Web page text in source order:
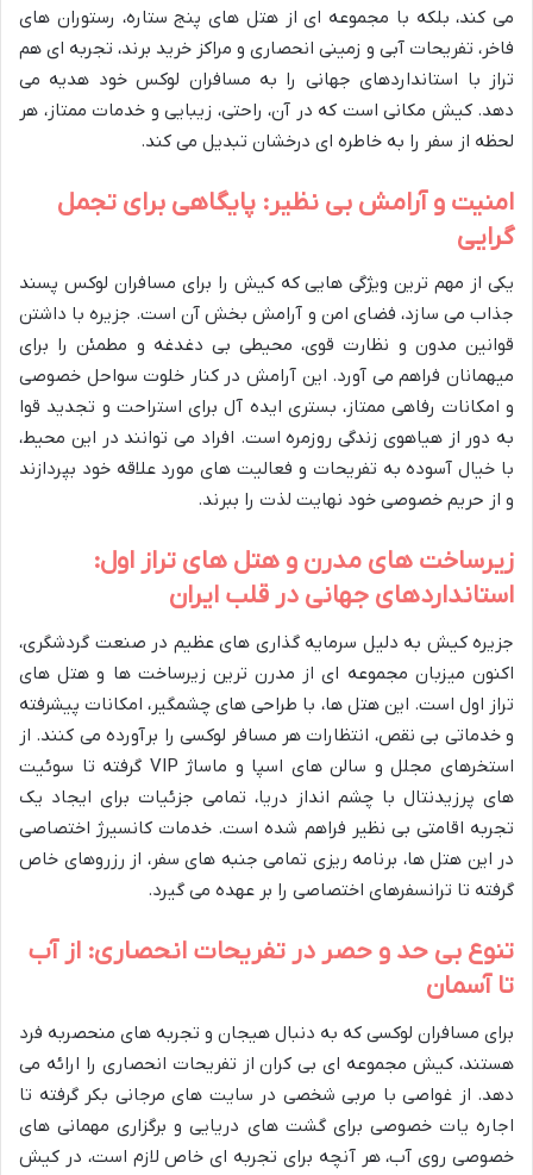
می کند، بلکه با مجموعه ای از هتل های پنج ستاره، رستوران های
فاخر، تفریحات آبی و زمینی انحصاری و مراکز خرید برند، تجربه ای هم
تراز با استانداردهای جهانی را به مسافران لوکس خود هدیه می
دهد. کیش مکانی است که در آن، راحتی، زیبایی و خدمات ممتاز، هر
لحظه از سفر را به خاطره ای درخشان تبدیل می کند.
امنیت و آرامش بی نظیر: پایگاهی برای تجمل
گرایی
یکی از مهم ترین ویژگی هایی که کیش را برای مسافران لوکس پسند
جذاب می سازد، فضای امن و آرامش بخش آن است. جزیره با داشتن
قوانین مدون و نظارت قوی، محیطی بی دغدغه و مطمئن را برای
میهمانان فراهم می آورد. این آرامش در کنار خلوت سواحل خصوصی
و امکانات رفاهی ممتاز، بستری ایده آل برای استراحت و تجدید قوا
به دور از هیاهوی زندگی روزمره است. افراد می توانند در این محیط،
با خیال آسوده به تفریحات و فعالیت های مورد علاقه خود بپردازند
و از حریم خصوصی خود نهایت لذت را ببرند.
زیرساخت های مدرن و هتل های تراز اول:
استانداردهای جهانی در قلب ایران
جزیره کیش به دلیل سرمایه گذاری های عظیم در صنعت گردشگری،
اکنون میزبان مجموعه ای از مدرن ترین زیرساخت ها و هتل های
تراز اول است. این هتل ها، با طراحی های چشمگیر، امکانات پیشرفته
و خدماتی بی نقص، انتظارات هر مسافر لوکسی را برآورده می کنند. از
استخرهای مجلل و سالن های اسپا و ماساژ VIP گرفته تا سوئیت
های پرزیدنتال با چشم انداز دریا، تمامی جزئیات برای ایجاد یک
تجربه اقامتی بی نظیر فراهم شده است. خدمات کانسیرژ اختصاصی
در این هتل ها، برنامه ریزی تمامی جنبه های سفر، از رزروهای خاص
گرفته تا ترانسفرهای اختصاصی را بر عهده می گیرد.
تنوع بی حد و حصر در تفریحات انحصاری: از آب
تا آسمان
برای مسافران لوکسی که به دنبال هیجان و تجربه های منحصربه فرد
هستند، کیش مجموعه ای بی کران از تفریحات انحصاری را ارائه می
دهد. از غواصی با مربی شخصی در سایت های مرجانی بکر گرفته تا
اجاره یات خصوصی برای گشت های دریایی و برگزاری مهمانی های
خصوصی روی آب، هر آنچه برای تجربه ای خاص لازم است، در کیش